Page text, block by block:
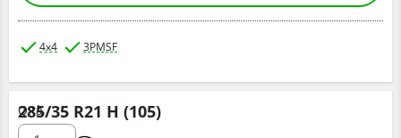
4x4 3PMSF
285/35 R21 H (105)
Q.tà